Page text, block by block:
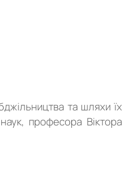
та шляхи їх
професора Віктора